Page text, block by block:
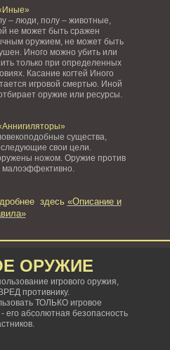
– люди, полу – животные,
не может быть сражен
оружием, не может быть
Иного можно убить или
только при определенных
Касание когтей Иного
игровой смертью. Иной
оружие или ресурсы.
существа,
свои цели.
ножом. Оружие против
малоэффективно.
здесь «Описание и
ОРУЖИЕ
игрового оружия,
противнику.
ТОЛЬКО игровое
его абсолютная безопасность